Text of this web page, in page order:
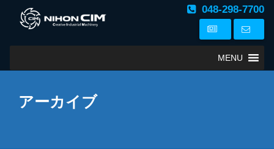
048-298-7700
MENU
アーカイブ